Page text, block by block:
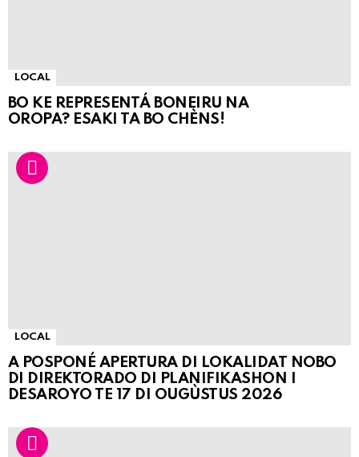
LOCAL
BO KE REPRESENTÁ BONEIRU NA
OROPA? ESAKI TA BO CHÈNS!
LOCAL
A POSPONÉ APERTURA DI LOKALIDAT NOBO
DI DIREKTORADO DI PLANIFIKASHON I
DESAROYO TE 17 DI OUGÙSTUS 2026